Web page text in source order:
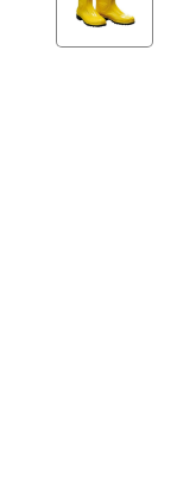
Ev Gereçleri